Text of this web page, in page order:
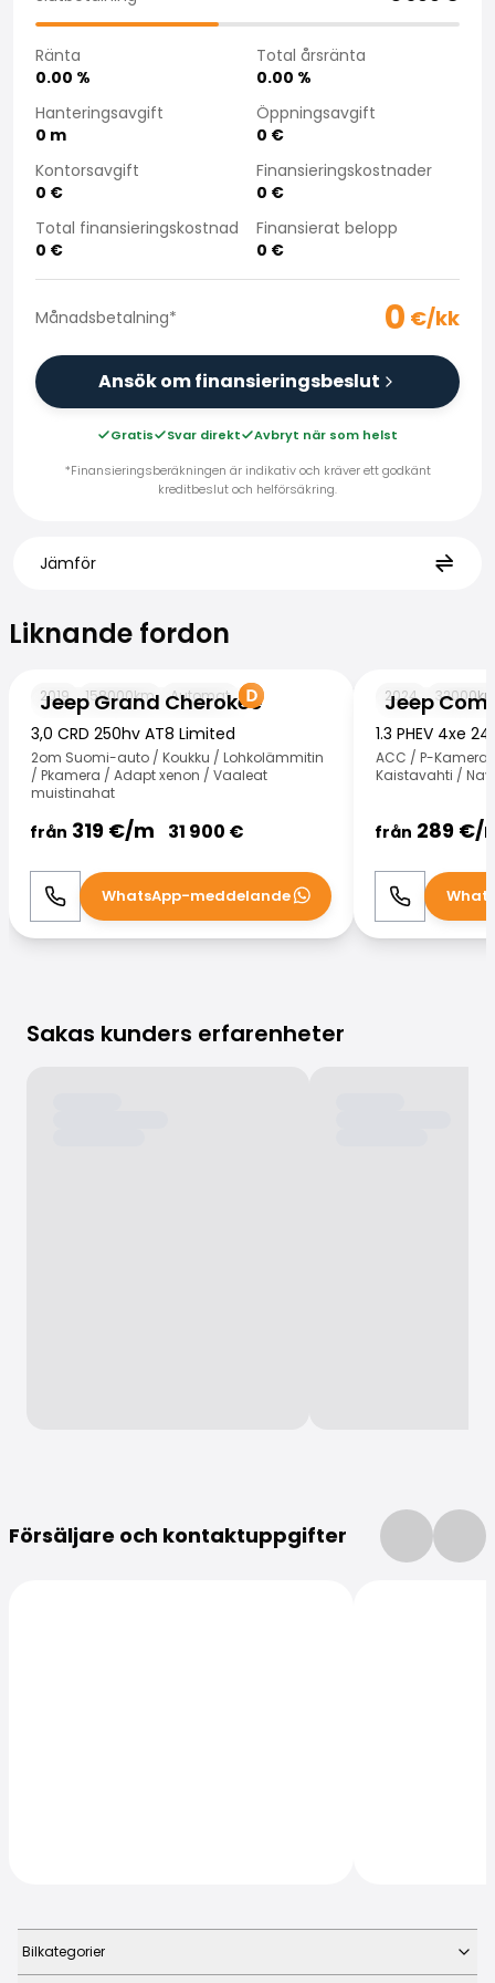
Köpa bil på distans
Saka Select
Nyheter och kampanjer
Företag
Administration
Inköpsteam
Kontakta oss
Rekrytering
Faktureringsinformation
För media
Reklamationer
Ränta
0.00 %
Total årsränta
0.00 %
Hanteringsavgift
0 m
Öppningsavgift
0 €
Kontorsavgift
0 €
Finansieringskostnader
0 €
Total finansieringskostnad
0 €
Finansierat belopp
0 €
Månadsbetalning* 0 €/kk
Ansök om finansieringsbeslut
Gratis Svar direkt
Avbryt när som helst
*Finansieringsberäkningen är indikativ och kräver ett godkänt
kreditbeslut och helförsäkring.
Jämför
Liknande fordon
Jeep Grand Cherokee
2019 158000km Automat
3,0 CRD 250hv AT8 Limited
2om Suomi-auto / Koukku / Lohkolämmitin
/ Pkamera / Adapt xenon / Vaaleat
muistinahat
från 319 €/m 31 900 €
Ring WhatsApp
WhatsApp-meddelande
Jeep
2024 32000
1.3 PHEV 4xe
ACC / P-Kamera
Kaistavahti /
från 289 €/
Ring
Sakas kunders erfarenheter
Försäljare och kontaktuppgifter
Bilkategorier